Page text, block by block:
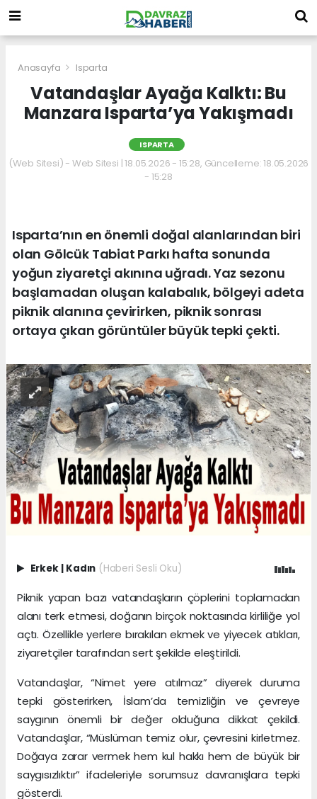
Anasayfa Isparta
Vatandaşlar Ayağa Kalktı: Bu
Manzara Isparta’ya Yakışmadı
ISPARTA
(Web Sitesi) - Web Sitesi | 18.05.2026 - 15:28, Güncelleme: 18.05.2026
- 15:28
Isparta’nın en önemli doğal alanlarından biri
olan Gölcük Tabiat Parkı hafta sonunda
yoğun ziyaretçi akınına uğradı. Yaz sezonu
başlamadan oluşan kalabalık, bölgeyi adeta
piknik alanına çevirirken, piknik sonrası
ortaya çıkan görüntüler büyük tepki çekti.
Erkek | Kadın (Haberi Sesli Oku)
Piknik yapan bazı vatandaşların çöplerini toplamadan
alanı terk etmesi, doğanın birçok noktasında kirliliğe yol
açtı. Özellikle yerlere bırakılan ekmek ve yiyecek atıkları,
ziyaretçiler tarafından sert şekilde eleştirildi.
Vatandaşlar, “Nimet yere atılmaz” diyerek duruma
tepki gösterirken, İslam’da temizliğin ve çevreye
saygının önemli bir değer olduğuna dikkat çekildi.
Vatandaşlar, “Müslüman temiz olur, çevresini kirletmez.
Doğaya zarar vermek hem kul hakkı hem de büyük bir
saygısızlıktır” ifadeleriyle sorumsuz davranışlara tepki
gösterdi.